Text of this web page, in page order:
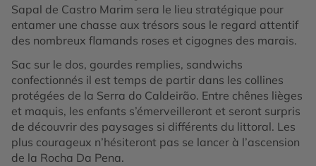
Sapal de Castro Marim sera le lieu stratégique pour
entamer une chasse aux trésors sous le regard attentif
des nombreux flamands roses et cigognes des marais.
Sac sur le dos, gourdes remplies, sandwichs
confectionnés il est temps de partir dans les collines
protégées de la Serra do Caldeirão. Entre chênes lièges
et maquis, les enfants s’émerveilleront et seront surpris
de découvrir des paysages si différents du littoral. Les
plus courageux n’hésiteront pas se lancer à l’ascension
de la Rocha Da Pena.